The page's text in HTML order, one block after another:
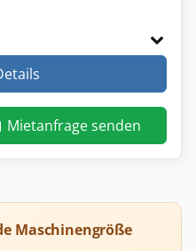
Mietanfrage senden
Maschinengröße